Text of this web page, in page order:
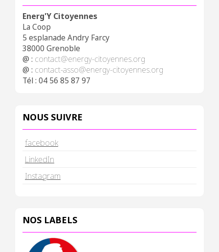
Energ'Y Citoyennes
La Coop
5 esplanade Andry Farcy
38000 Grenoble
@ : contact@energy-citoyennes.org
@ : contact-asso@energy-citoyennes.org
Tél : 04 56 85 87 97
NOUS SUIVRE
facebook
LinkedIn
Instagram
NOS LABELS